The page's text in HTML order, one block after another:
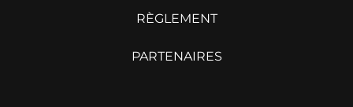
RÈGLEMENT
PARTENAIRES